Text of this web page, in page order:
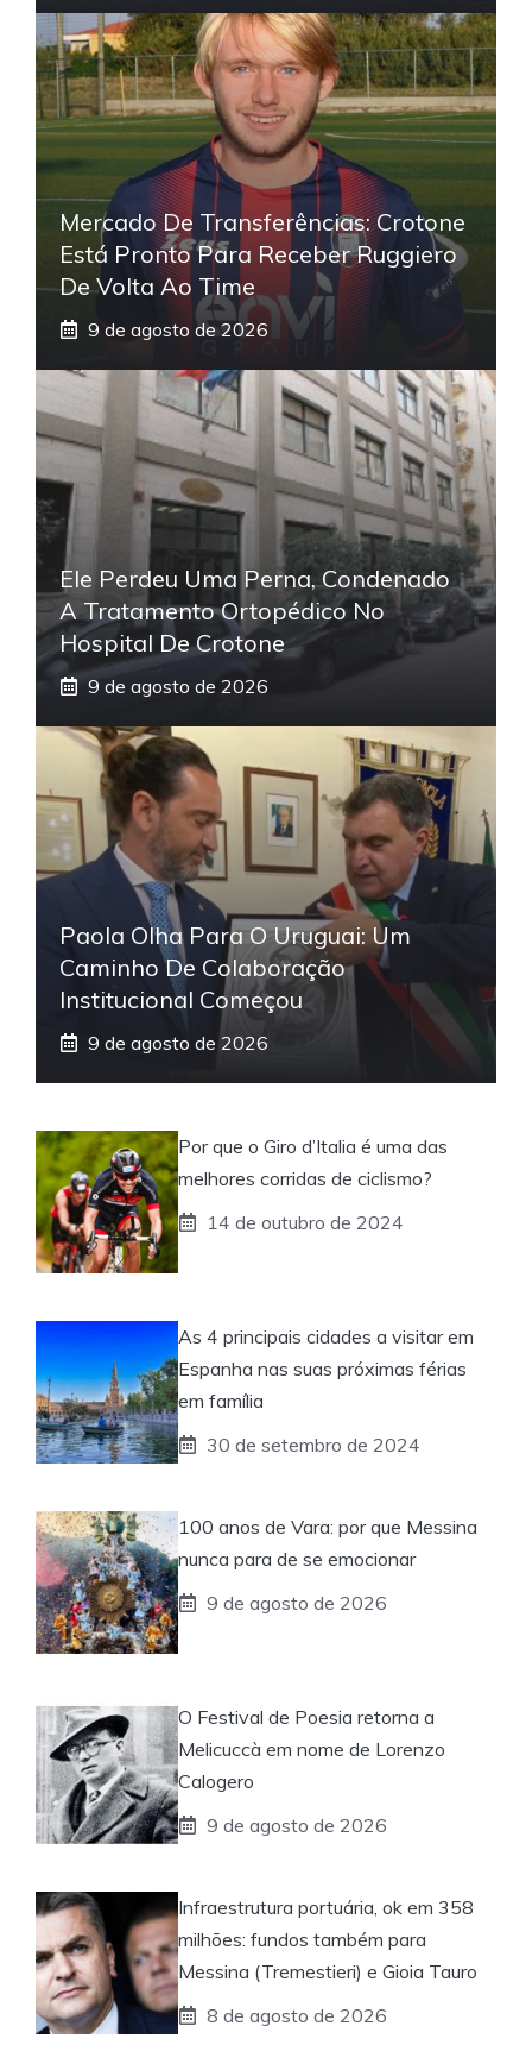
Mercado De Transferências: Crotone
Está Pronto Para Receber Ruggiero
De Volta Ao Time
9 de agosto de 2026
Ele Perdeu Uma Perna, Condenado
A Tratamento Ortopédico No
Hospital De Crotone
9 de agosto de 2026
Paola Olha Para O Uruguai: Um
Caminho De Colaboração
Institucional Começou
9 de agosto de 2026
Por que o Giro d’Italia é uma das
melhores corridas de ciclismo?
14 de outubro de 2024
As 4 principais cidades a visitar em
Espanha nas suas próximas férias
em família
30 de setembro de 2024
100 anos de Vara: por que Messina
nunca para de se emocionar
9 de agosto de 2026
O Festival de Poesia retorna a
Melicuccà em nome de Lorenzo
Calogero
9 de agosto de 2026
Infraestrutura portuária, ok em 358
milhões: fundos também para
Messina (Tremestieri) e Gioia Tauro
8 de agosto de 2026